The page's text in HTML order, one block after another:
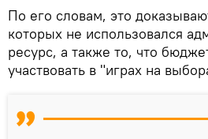
По его словам, это
которых не использовался
ресурс, а также то, что
участвовать в "играх на